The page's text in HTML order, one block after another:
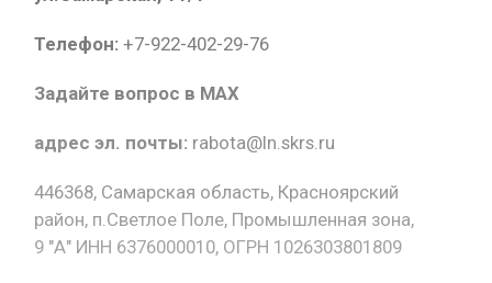
Телефон: +7-922-402-29-76
Задайте вопрос в MAX
адрес эл. почты: rabota@ln.skrs.ru
446368, Самарская область, Красноярский
район, п.Светлое Поле, Промышленная зона,
9 "А" ИНН 6376000010, ОГРН 1026303801809